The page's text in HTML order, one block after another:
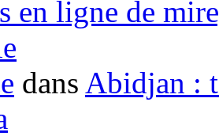
en ligne de
dans Abidjan :